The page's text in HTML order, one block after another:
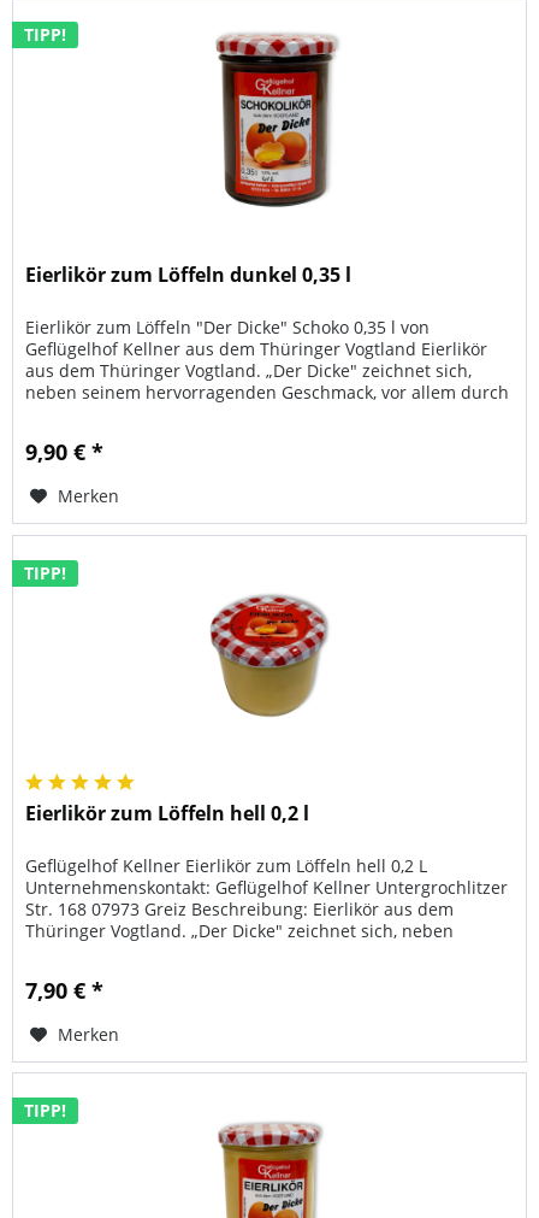
TIPP!
Eierlikör zum Löffeln dunkel 0,35 l
Eierlikör zum Löffeln "Der Dicke" Schoko 0,35 l von
Geflügelhof Kellner aus dem Thüringer Vogtland Eierlikör
aus dem Thüringer Vogtland. „Der Dicke" zeichnet sich,
neben seinem hervorragenden Geschmack, vor allem durch
9,90 € *
Merken
TIPP!
Eierlikör zum Löffeln hell 0,2 l
Geflügelhof Kellner Eierlikör zum Löffeln hell 0,2 L
Unternehmenskontakt: Geflügelhof Kellner Untergrochlitzer
Str. 168 07973 Greiz Beschreibung: Eierlikör aus dem
Thüringer Vogtland. „Der Dicke" zeichnet sich, neben
7,90 € *
Merken
TIPP!